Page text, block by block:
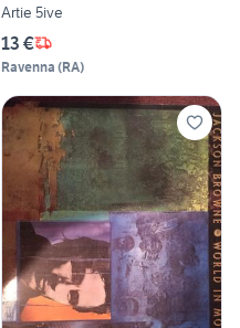
Artie 5ive
13 €
Ravenna (RA)